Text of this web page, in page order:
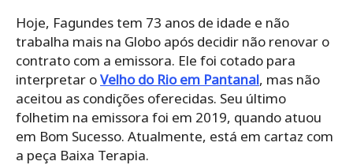
Hoje, Fagundes tem 73 anos de idade e não
trabalha mais na Globo após decidir não renovar o
contrato com a emissora. Ele foi cotado para
interpretar oVelho do Rio em Pantanal, mas não
aceitou as condições oferecidas. Seu último
folhetim na emissora foi em 2019, quando atuou
em Bom Sucesso. Atualmente, está em cartaz com
a peça Baixa Terapia.